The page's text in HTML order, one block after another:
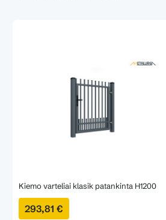
Kiemo varteliai klasik patankinta H1200
293,81 €